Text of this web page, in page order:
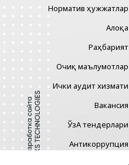
Норматив ҳужжатлар
Алоқа
Раҳбарият
Очиқ маълумотлар
Ички аудит хизмати
Вакансия
ЎзА тендерлари
Антикоррупция